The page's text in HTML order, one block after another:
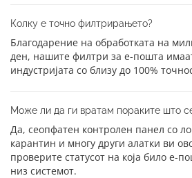
Колку е точно филтрирањето?
Благодарение на обработката на
ден, нашите филтри за е-пошта
индустријата со близу до 100%
Може ли да ги вратам пораките што
Да, сеопфатен контролен панел со
карантин и многу други алатки ви
проверите статусот на која било е-
низ системот.